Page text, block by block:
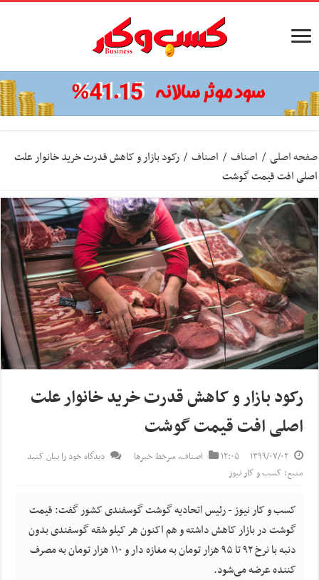
صفحه اصلی / اصناف / اصناف / رکود بازار و کاهش قدرت خرید خانوار علت
اصلی افت قیمت گوشت
رکود بازار و کاهش قدرت خرید خانوار علت
اصلی افت قیمت گوشت
۱۳۹۹/۰۷/۰۲ ۱۲:۰۵ اصناف,سرخط خبرها
دیدگاه خود را بیان کنید
منبع: کسب و کار نیوز
کسب و کار نیوز - رئیس اتحادیه گوشت گوسفندی کشور گفت: قیمت
گوشت در بازار کاهش داشته و هم اکنون هر کیلو شقه گوسفندی بدون
دنبه با نرخ ۹۲ تا ۹۵ هزار تومان به مغازه دار و ۱۱۰ هزار تومان به مصرف
کننده عرضه می‌شود.